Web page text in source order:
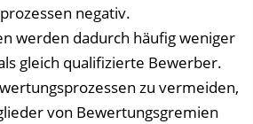
negativ.
werden dadurch häufig weniger
gleich qualifizierte Bewerber.
zu vermeiden,
von Bewertungsgremien